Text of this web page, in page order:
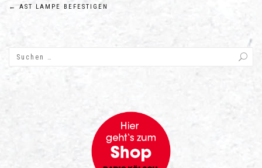
Beitragsnavigation
← AST LAMPE BEFESTIGEN